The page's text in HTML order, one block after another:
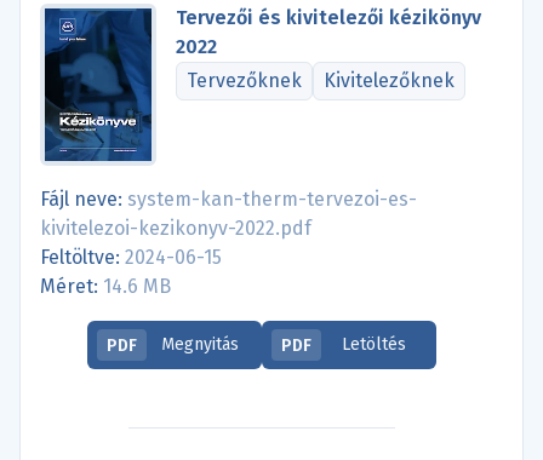
Tervezői és kivitelezői kézikönyv
2022
Tervezőknek
Kivitelezőknek
Fájl neve: system-kan-therm-tervezoi-es-
kivitelezoi-kezikonyv-2022.pdf
Feltöltve: 2024-06-15
Méret: 14.6 MB
PDF Megnyitás PDF Letöltés